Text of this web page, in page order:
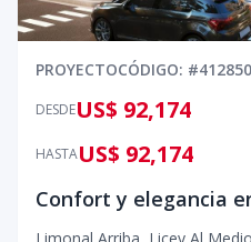
PROYECTOCÓDIGO: #412850
DESDEUS$ 92,174
HASTAUS$ 92,174